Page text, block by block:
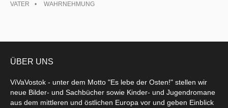
VATER
WAHRNEHMUNG
ÜBER UNS
ViVaVostok - unter dem Motto "Es lebe der Osten!" stellen wir
neue Bilder- und Sachbücher sowie Kinder- und Jugendromane
aus dem mittleren und östlichen Europa vor und geben Einblick